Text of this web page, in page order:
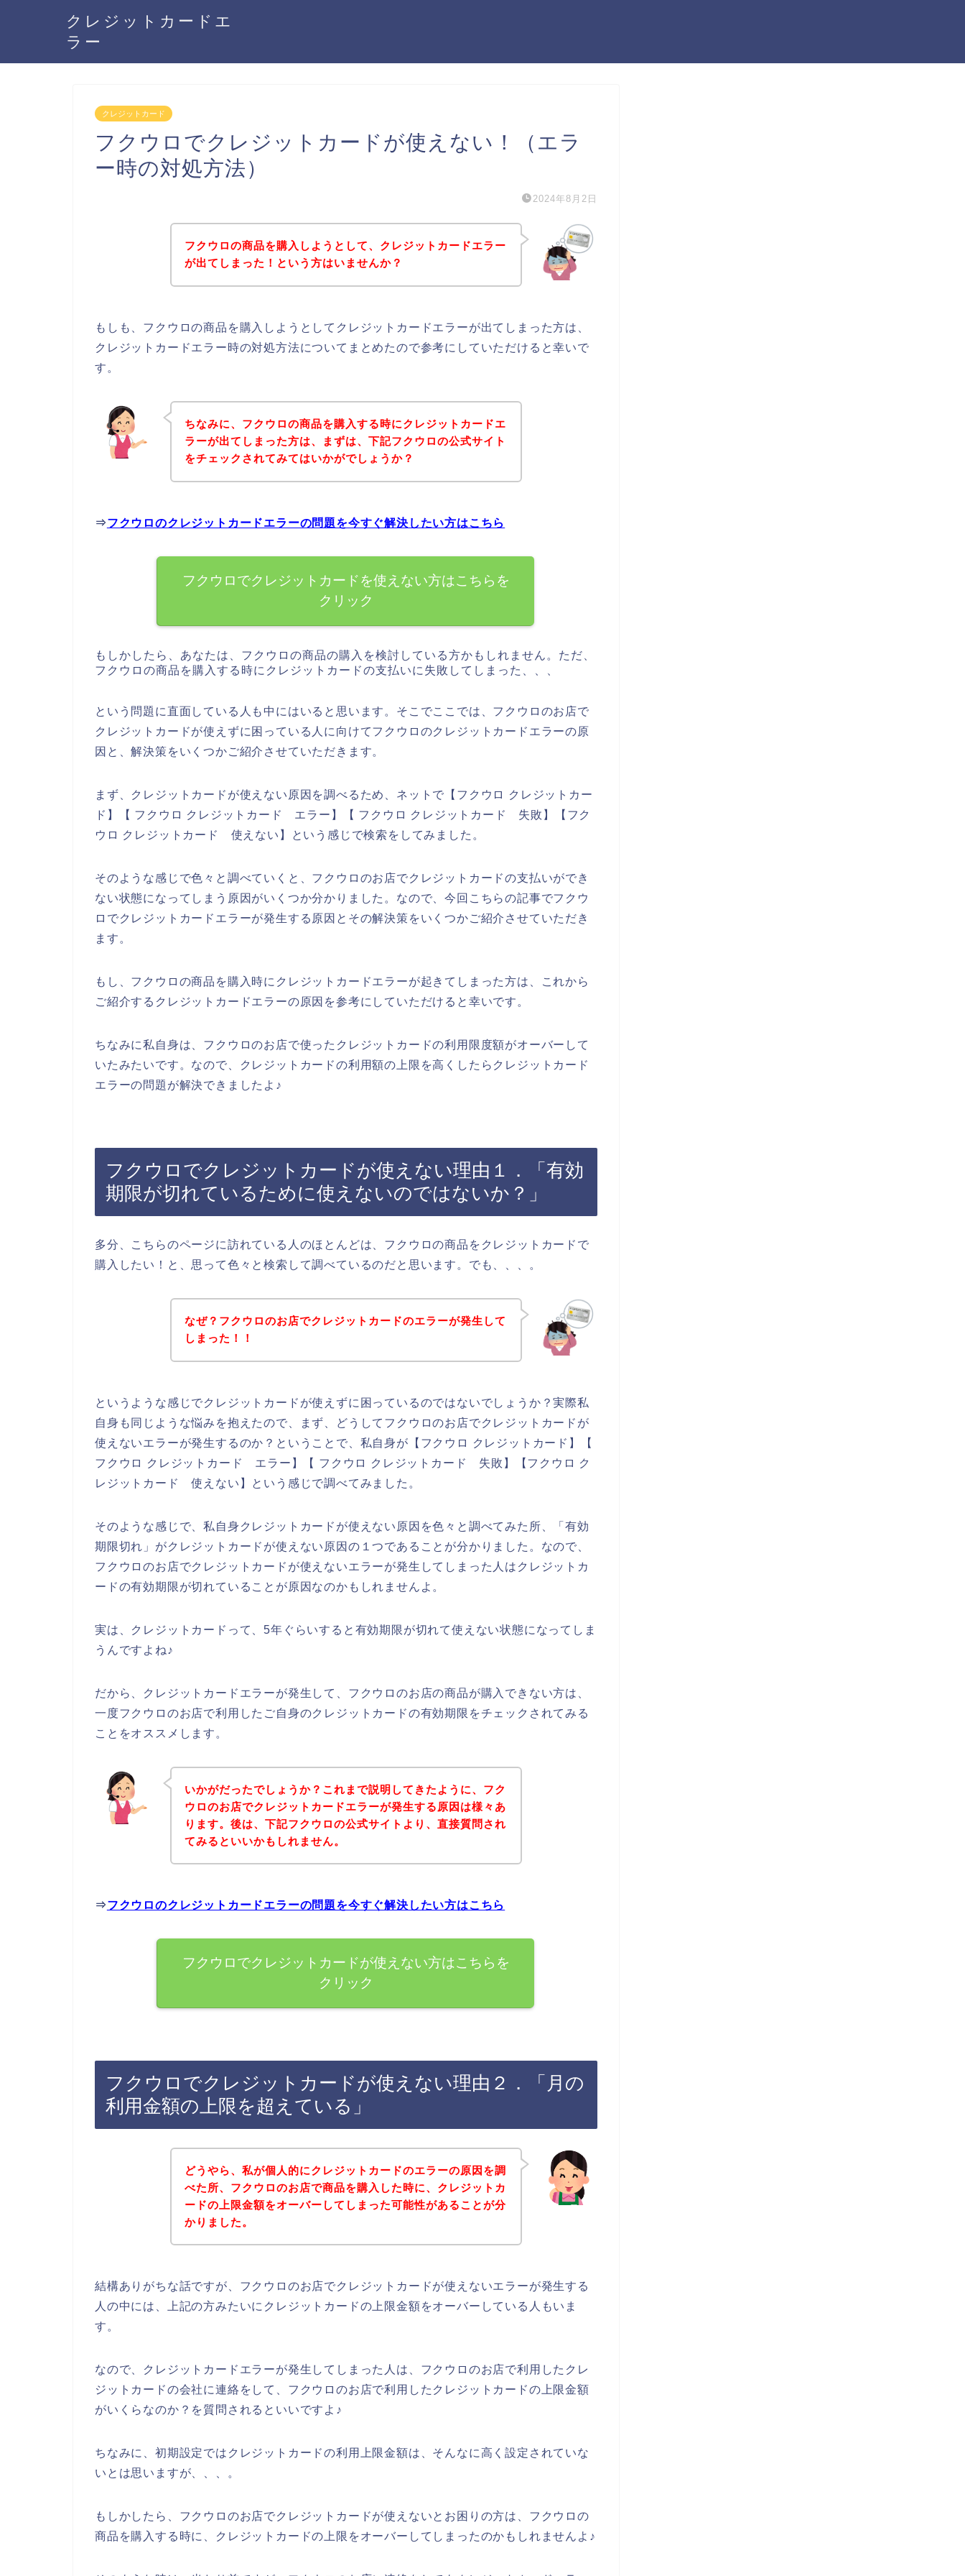
クレジットカードエ
ラー
クレジットカード
フクウロでクレジットカードが使えない！（エラ
ー時の対処方法）
2024年8月2日
フクウロの商品を購入しようとして、クレジットカードエラー
が出てしまった！という方はいませんか？
もしも、フクウロの商品を購入しようとしてクレジットカードエラーが出てしまった方は、
クレジットカードエラー時の対処方法についてまとめたので参考にしていただけると幸いで
す。
ちなみに、フクウロの商品を購入する時にクレジットカードエ
ラーが出てしまった方は、まずは、下記フクウロの公式サイト
をチェックされてみてはいかがでしょうか？
⇒フクウロのクレジットカードエラーの問題を今すぐ解決したい方はこちら
フクウロでクレジットカードを使えない方はこちらを
クリック
もしかしたら、あなたは、フクウロの商品の購入を検討している方かもしれません。ただ、
フクウロの商品を購入する時にクレジットカードの支払いに失敗してしまった、、、
という問題に直面している人も中にはいると思います。そこでここでは、フクウロのお店で
クレジットカードが使えずに困っている人に向けてフクウロのクレジットカードエラーの原
因と、解決策をいくつかご紹介させていただきます。
まず、クレジットカードが使えない原因を調べるため、ネットで【フクウロ クレジットカー
ド】【 フクウロ クレジットカード エラー】【 フクウロ クレジットカード 失敗】【フク
ウロ クレジットカード 使えない】という感じで検索をしてみました。
そのような感じで色々と調べていくと、フクウロのお店でクレジットカードの支払いができ
ない状態になってしまう原因がいくつか分かりました。なので、今回こちらの記事でフクウ
ロでクレジットカードエラーが発生する原因とその解決策をいくつかご紹介させていただき
ます。
もし、フクウロの商品を購入時にクレジットカードエラーが起きてしまった方は、これから
ご紹介するクレジットカードエラーの原因を参考にしていただけると幸いです。
ちなみに私自身は、フクウロのお店で使ったクレジットカードの利用限度額がオーバーして
いたみたいです。なので、クレジットカードの利用額の上限を高くしたらクレジットカード
エラーの問題が解決できましたよ♪
フクウロでクレジットカードが使えない理由１．「有効
期限が切れているために使えないのではないか？」
多分、こちらのページに訪れている人のほとんどは、フクウロの商品をクレジットカードで
購入したい！と、思って色々と検索して調べているのだと思います。でも、、、。
なぜ？フクウロのお店でクレジットカードのエラーが発生して
しまった！！
というような感じでクレジットカードが使えずに困っているのではないでしょうか？実際私
自身も同じような悩みを抱えたので、まず、どうしてフクウロのお店でクレジットカードが
使えないエラーが発生するのか？ということで、私自身が【フクウロ クレジットカード】【
フクウロ クレジットカード エラー】【 フクウロ クレジットカード 失敗】【フクウロ ク
レジットカード 使えない】という感じで調べてみました。
そのような感じで、私自身クレジットカードが使えない原因を色々と調べてみた所、「有効
期限切れ」がクレジットカードが使えない原因の１つであることが分かりました。なので、
フクウロのお店でクレジットカードが使えないエラーが発生してしまった人はクレジットカ
ードの有効期限が切れていることが原因なのかもしれませんよ。
実は、クレジットカードって、5年ぐらいすると有効期限が切れて使えない状態になってしま
うんですよね♪
だから、クレジットカードエラーが発生して、フクウロのお店の商品が購入できない方は、
一度フクウロのお店で利用したご自身のクレジットカードの有効期限をチェックされてみる
ことをオススメします。
いかがだったでしょうか？これまで説明してきたように、フク
ウロのお店でクレジットカードエラーが発生する原因は様々あ
ります。後は、下記フクウロの公式サイトより、直接質問され
てみるといいかもしれません。
⇒フクウロのクレジットカードエラーの問題を今すぐ解決したい方はこちら
フクウロでクレジットカードが使えない方はこちらを
クリック
フクウロでクレジットカードが使えない理由２．「月の
利用金額の上限を超えている」
どうやら、私が個人的にクレジットカードのエラーの原因を調
べた所、フクウロのお店で商品を購入した時に、クレジットカ
ードの上限金額をオーバーしてしまった可能性があることが分
かりました。
結構ありがちな話ですが、フクウロのお店でクレジットカードが使えないエラーが発生する
人の中には、上記の方みたいにクレジットカードの上限金額をオーバーしている人もいま
す。
なので、クレジットカードエラーが発生してしまった人は、フクウロのお店で利用したクレ
ジットカードの会社に連絡をして、フクウロのお店で利用したクレジットカードの上限金額
がいくらなのか？を質問されるといいですよ♪
ちなみに、初期設定ではクレジットカードの利用上限金額は、そんなに高く設定されていな
いとは思いますが、、、。
もしかしたら、フクウロのお店でクレジットカードが使えないとお困りの方は、フクウロの
商品を購入する時に、クレジットカードの上限をオーバーしてしまったのかもしれませんよ♪